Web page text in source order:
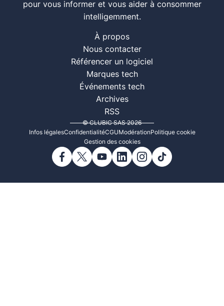
pour vous informer et vous aider à consommer
intelligemment.
À propos
Nous contacter
Référencer un logiciel
Marques tech
Événements tech
Archives
RSS
© CLUBIC SAS 2026
Infos légalesConfidentialitéCGUModérationPolitique cookie
Gestion des cookies